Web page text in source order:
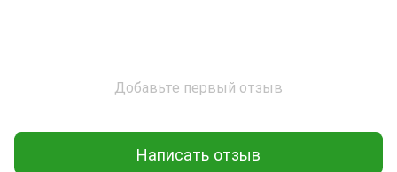
Добавьте первый отзыв
Написать отзыв